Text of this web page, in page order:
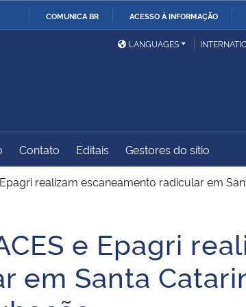
COMUNICA BR ACESSO À INFORMAÇÃO
da Defesa
Ministério das Relações
Exteriores
Regional
Controladoria-Geral da
Banco Central do Brasil
LANGUAGES
Contato Editais Gestores do sítio
realizam escaneamento radicular em
e Epagri
em Santa